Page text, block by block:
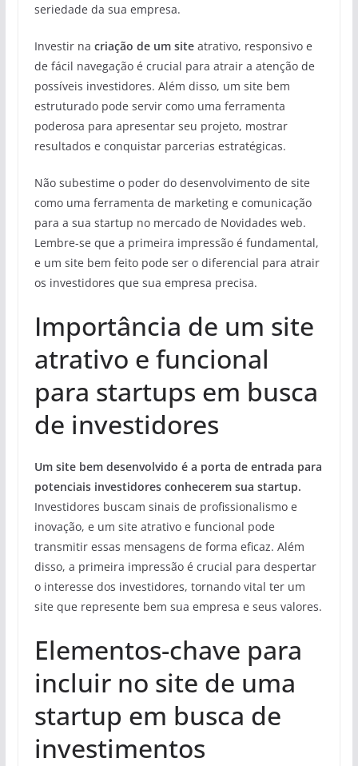
seriedade da sua empresa.
Investir na criação de um siteatrativo, responsivo e
de fácil navegação é crucial para atrair a atenção de
possíveis investidores. Além disso, um site bem
estruturado pode servir como uma ferramenta
poderosa para apresentar seu projeto, mostrar
resultados e conquistar parcerias estratégicas.
Não subestime o poder do desenvolvimento de site
como uma ferramenta de marketing e comunicação
para a sua startup no mercado de Novidades web.
Lembre-se que a primeira impressão é fundamental,
e um site bem feito pode ser o diferencial para atrair
os investidores que sua empresa precisa.
Importância de um site
atrativo e funcional
para startups em busca
de investidores
Um site bem desenvolvido é a porta de entrada para
potenciais investidores conhecerem sua startup.
Investidores buscam sinais de profissionalismo e
inovação, e um site atrativo e funcional pode
transmitir essas mensagens de forma eficaz. Além
disso, a primeira impressão é crucial para despertar
o interesse dos investidores, tornando vital ter um
site que represente bem sua empresa e seus valores.
Elementos-chave para
incluir no site de uma
startup em busca de
investimentos